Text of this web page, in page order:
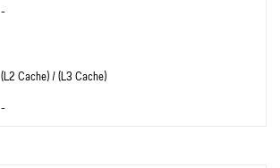
-
(L2 Cache) / (L3 Cache)
-